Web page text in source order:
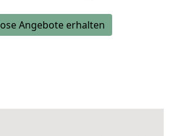
Angebote erhalten